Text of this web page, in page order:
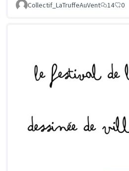
Collectif_LaTruffeAuVent
14 0